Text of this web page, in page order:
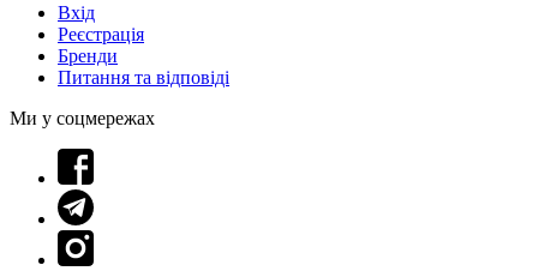
Вхід
Реєстрація
Бренди
Питання та відповіді
Ми у соцмережах